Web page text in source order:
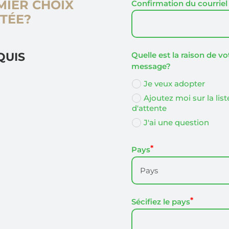
CHOIX
Confirmation du courriel
Quelle est la raison de
message?
Je veux adopter
Ajoutez moi sur la
d'attente
J'ai une question
Pays
Sécifiez le pays